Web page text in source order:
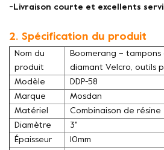
-Livraison courte et excellents
2. Spécification du produit
Nom du
produit
Boomerang –
diamant Velcro, outils
Modèle
DDP-58
Marque
Mosdan
Matériel
Combinaison de
Diamètre
3''
Épaisseur
10mm